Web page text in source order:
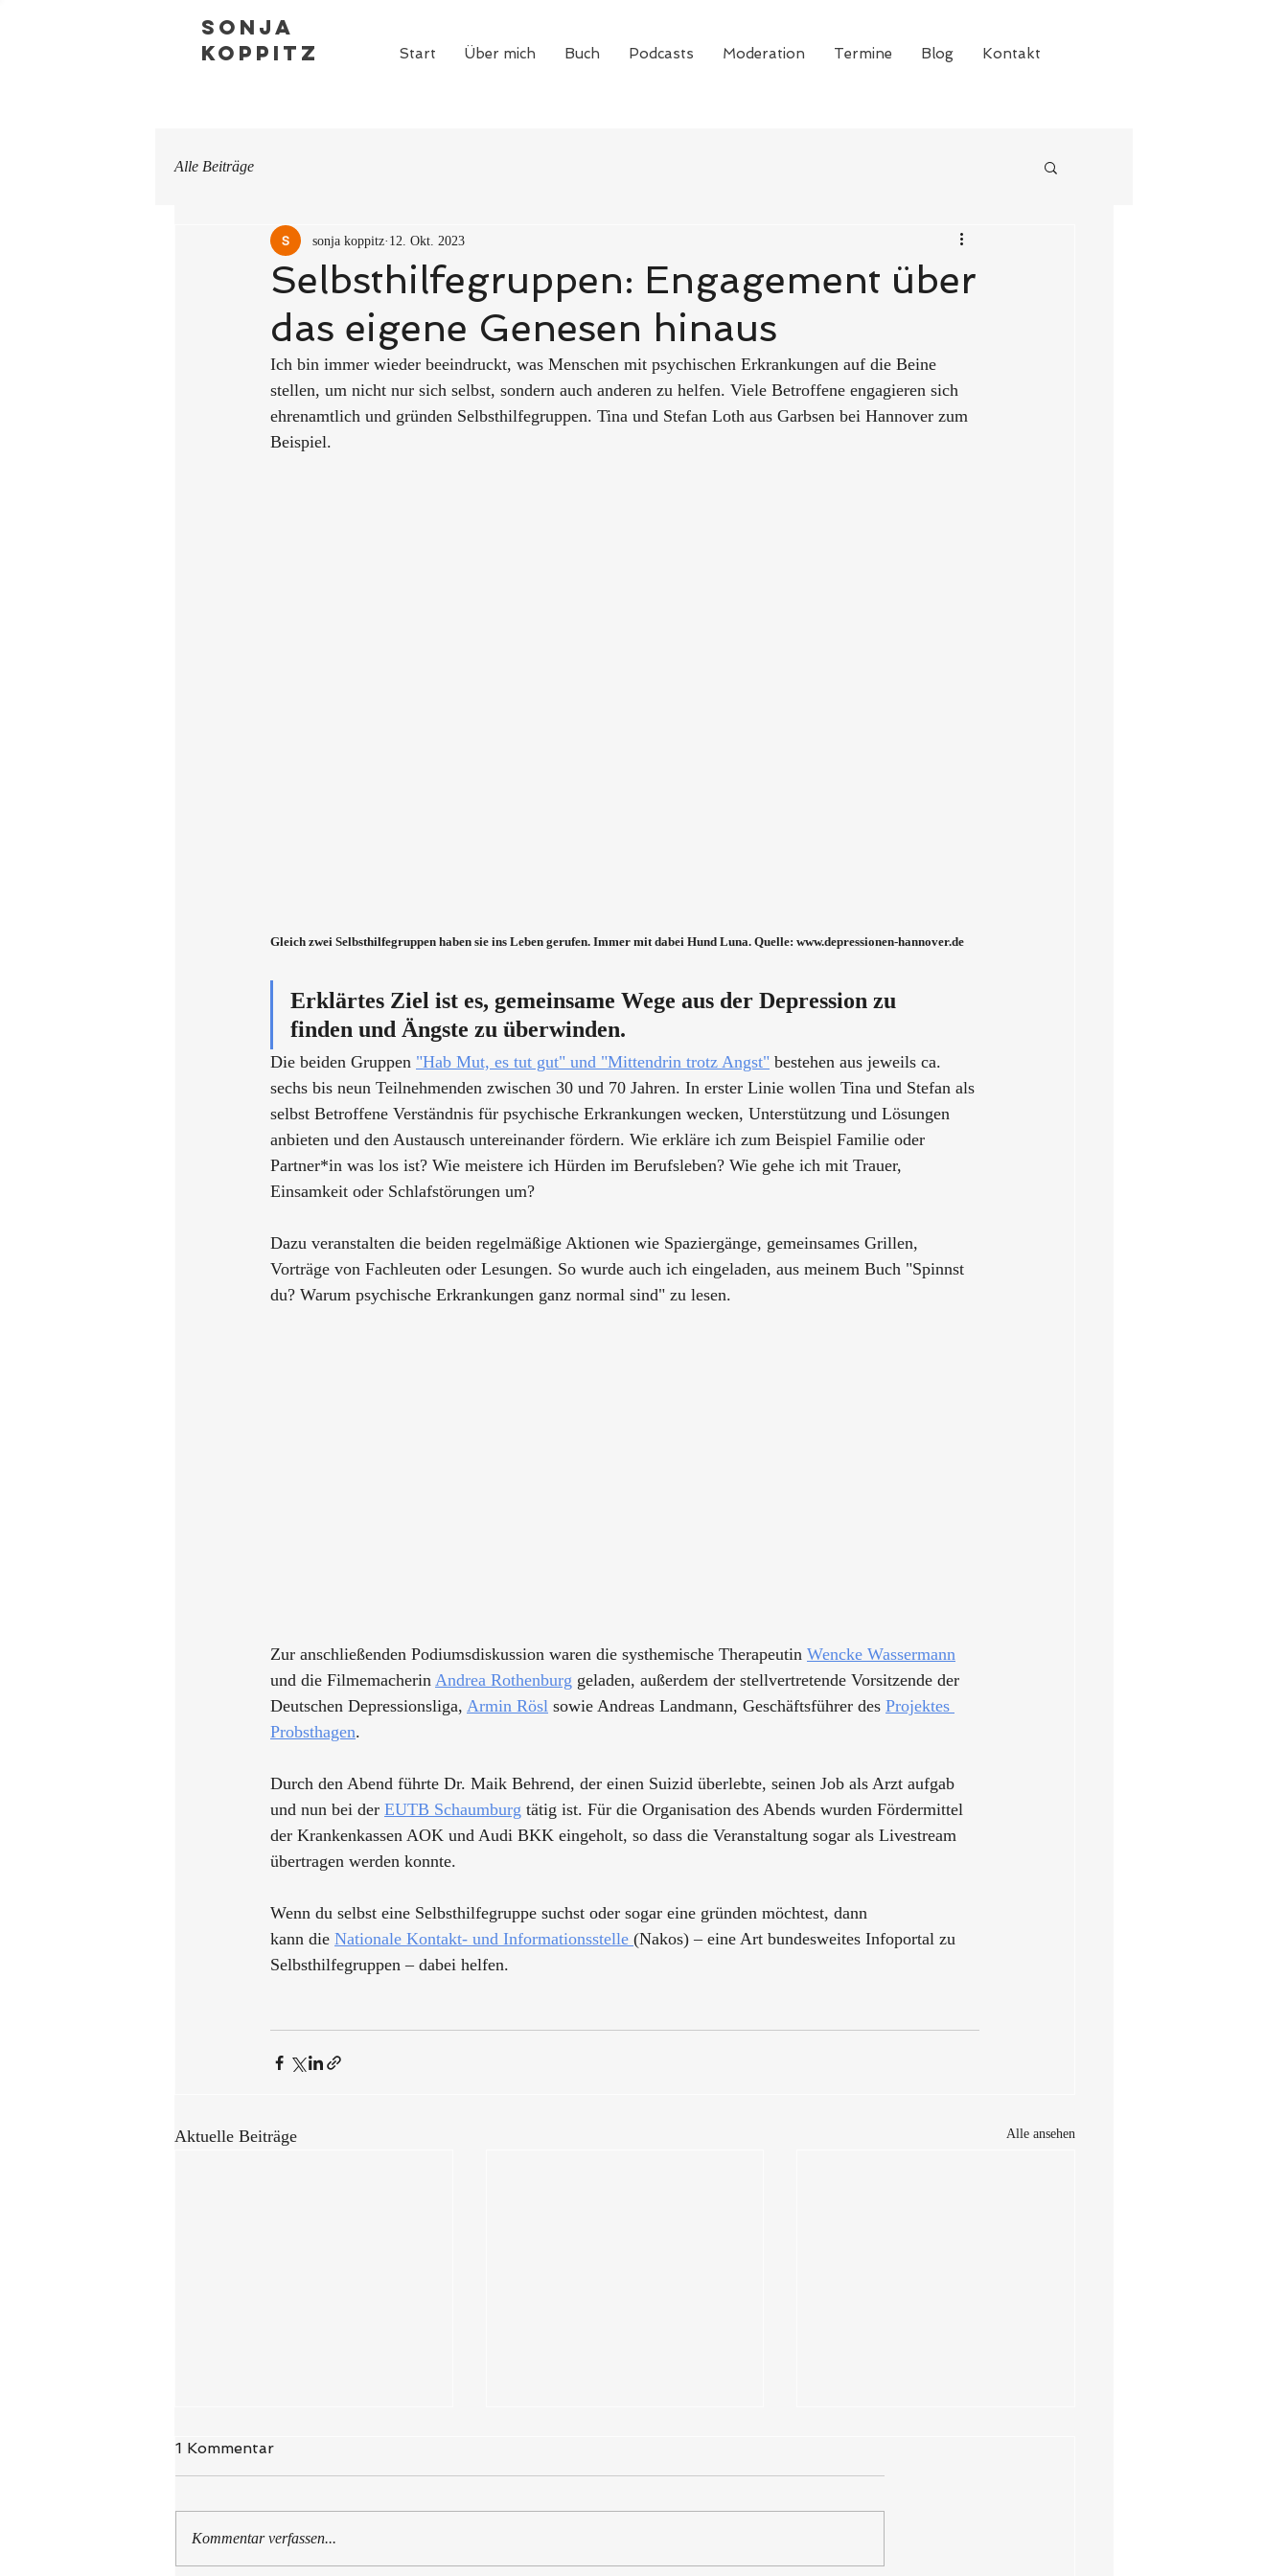
Sonja
Koppitz
Start Über mich Buch Podcasts Moderation Termine Blog Kontakt
Alle Beiträge
Selbsthilfegruppen: Engagement über
das eigene Genesen hinaus
sonja koppitz 12. Okt. 2023
Ich bin immer wieder beeindruckt, was Menschen mit psychischen Erkrankungen auf die Beine
stellen, um nicht nur sich selbst, sondern auch anderen zu helfen. Viele Betroffene engagieren sich
ehrenamtlich und gründen Selbsthilfegruppen. Tina und Stefan Loth aus Garbsen bei Hannover zum
Beispiel.
Gleich zwei Selbsthilfegruppen haben sie ins Leben gerufen. Immer mit dabei Hund Luna. Quelle: www.depressionen-hannover.de
Erklärtes Ziel ist es, gemeinsame Wege aus der Depression zu
finden und Ängste zu überwinden.
Die beiden Gruppen "Hab Mut, es tut gut" und "Mittendrin trotz Angst" bestehen aus jeweils ca.
sechs bis neun Teilnehmenden zwischen 30 und 70 Jahren. In erster Linie wollen Tina und Stefan als
selbst Betroffene Verständnis für psychische Erkrankungen wecken, Unterstützung und Lösungen
anbieten und den Austausch untereinander fördern. Wie erkläre ich zum Beispiel Familie oder
Partner*in was los ist? Wie meistere ich Hürden im Berufsleben? Wie gehe ich mit Trauer,
Einsamkeit oder Schlafstörungen um?
Dazu veranstalten die beiden regelmäßige Aktionen wie Spaziergänge, gemeinsames Grillen,
Vorträge von Fachleuten oder Lesungen. So wurde auch ich eingeladen, aus meinem Buch "Spinnst
du? Warum psychische Erkrankungen ganz normal sind" zu lesen.
Zur anschließenden Podiumsdiskussion waren die systhemische Therapeutin Wencke Wassermann
und die Filmemacherin Andrea Rothenburg geladen, außerdem der stellvertretende Vorsitzende der
Deutschen Depressionsliga, Armin Rösl sowie Andreas Landmann, Geschäftsführer des Projektes
Probsthagen.
Durch den Abend führte Dr. Maik Behrend, der einen Suizid überlebte, seinen Job als Arzt aufgab
und nun bei der EUTB Schaumburg tätig ist. Für die Organisation des Abends wurden Fördermittel
der Krankenkassen AOK und Audi BKK eingeholt, so dass die Veranstaltung sogar als Livestream
übertragen werden konnte.
Wenn du selbst eine Selbsthilfegruppe suchst oder sogar eine gründen möchtest, dann
kann die Nationale Kontakt- und Informationsstelle (Nakos) – eine Art bundesweites Infoportal zu
Selbsthilfegruppen – dabei helfen.
Aktuelle Beiträge Alle ansehen
1 Kommentar
Kommentar verfassen...